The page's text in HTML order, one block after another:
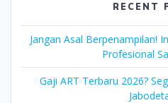
RECENT
Jangan Asal Berpenampilan!
Profesional
Gaji ART Terbaru 2026?